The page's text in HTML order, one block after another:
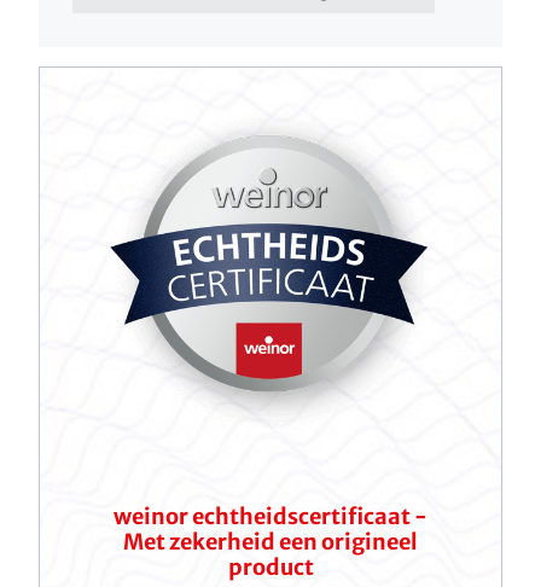
weinor echtheidscertificaat -
Met zekerheid een origineel
product